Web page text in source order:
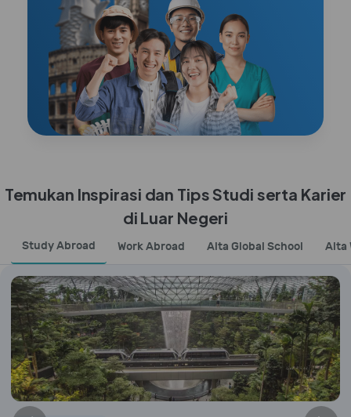
Temukan Inspirasi dan Tips Studi serta Karier
di Luar Negeri
Study Abroad Work Abroad Alta Global School Alta